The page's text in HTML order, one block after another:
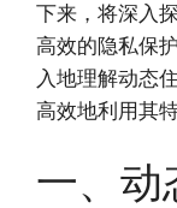
下来，将深入
高效的隐私保
入地理解动态
高效地利用其特
一、动